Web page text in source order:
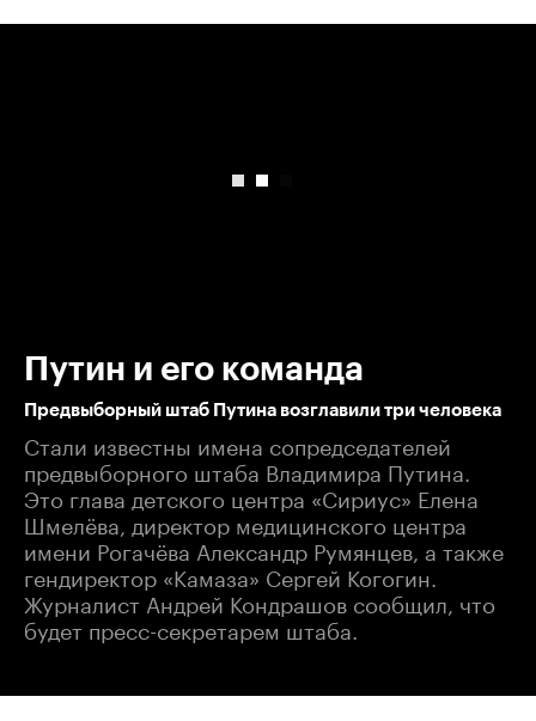
Путин и его команда
Предвыборный штаб Путина возглавили три человека
Стали известны имена сопредседателей
предвыборного штаба Владимира Путина.
Это глава детского центра «Сириус» Елена
Шмелёва, директор медицинского центра
имени Рогачёва Александр Румянцев, а также
гендиректор «Камаза» Сергей Когогин.
Журналист Андрей Кондрашов сообщил, что
будет пресс-секретарем штаба.